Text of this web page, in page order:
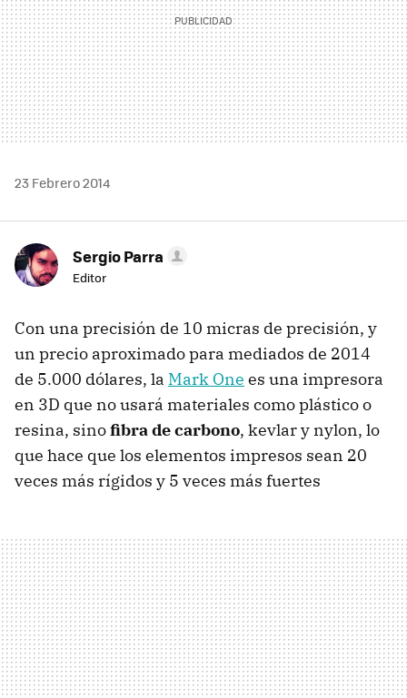
23 Febrero 2014
Sergio Parra
Editor
Con una precisión de 10 micras de precisión, y
un precio aproximado para mediados de 2014
de 5.000 dólares, la Mark One es una impresora
en 3D que no usará materiales como plástico o
resina, sinofibra de carbono, kevlar y nylon, lo
que hace que los elementos impresos sean 20
veces más rígidos y 5 veces más fuertes